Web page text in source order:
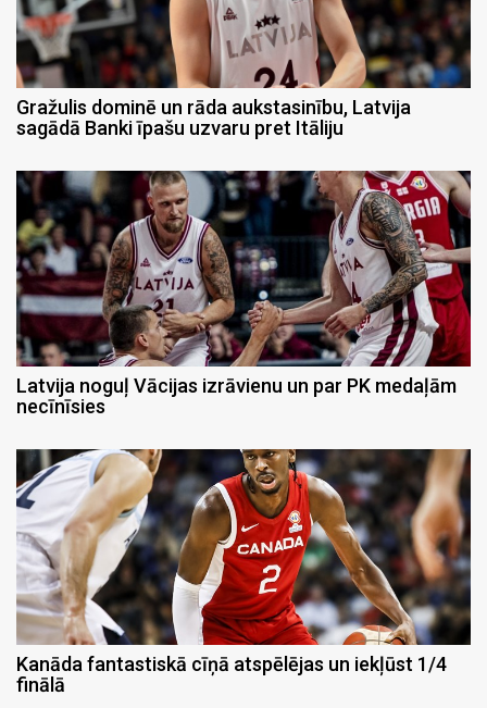
Gražulis dominē un rāda aukstasinību, Latvija
sagādā Banki īpašu uzvaru pret Itāliju
Latvija noguļ Vācijas izrāvienu un par PK medaļām
necīnīsies
Kanāda fantastiskā cīņā atspēlējas un iekļūst 1/4
finālā